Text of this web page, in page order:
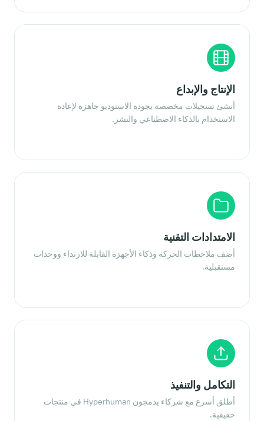
الإنتاج والإبداع
أنشئ تسجيلات مخصصة بجودة الاستوديو جاهزة لإعادة
الاستخدام بالذكاء الاصطناعي والنشر.
الامتدادات التقنية
أضف ملاحظات الحركة وذكاء الأجهزة القابلة للارتداء ووحدات
مستقبلية.
التكامل والتنفيذ
أطلق أسرع مع شركاء يدمجون Hyperhuman في منتجات
حقيقية.